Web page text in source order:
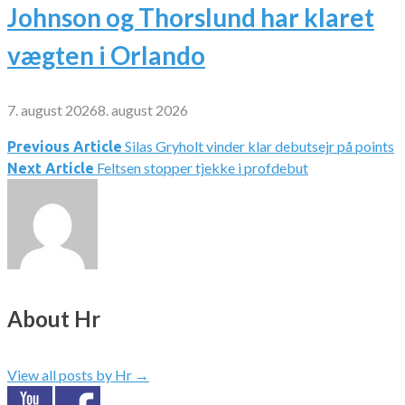
Johnson og Thorslund har klaret
vægten i Orlando
7. august 20268. august 2026
Indlægsnavigation
Previous Article Silas Gryholt vinder klar debutsejr på points
Next Article Feltsen stopper tjekke i profdebut
About Hr
View all posts by Hr →